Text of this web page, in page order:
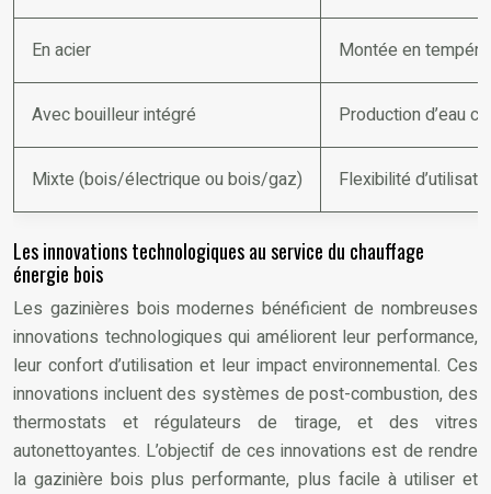
En acier Montée en
Avec bouilleur intégré Production d’eau
Mixte (bois/électrique ou bois/gaz) Flexibilité
Les innovations technologiques au service du chauffage
énergie bois
Les gazinières bois modernes bénéficient de nombreuses
innovations technologiques qui améliorent leur performance,
leur confort d’utilisation et leur impact environnemental. Ces
innovations incluent des systèmes de post-combustion, des
thermostats et régulateurs de tirage, et des vitres
autonettoyantes. L’objectif de ces innovations est de rendre
la gazinière bois plus performante, plus facile à utiliser et